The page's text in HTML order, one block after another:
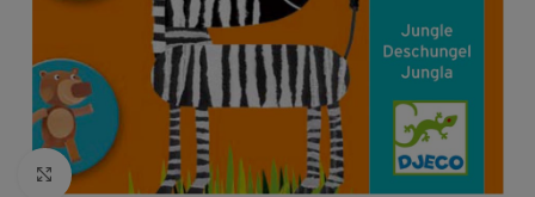
Click to enlarge